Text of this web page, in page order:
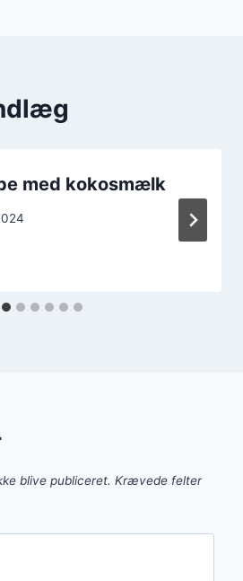
med kokosmælk
blive publiceret. Krævede felter